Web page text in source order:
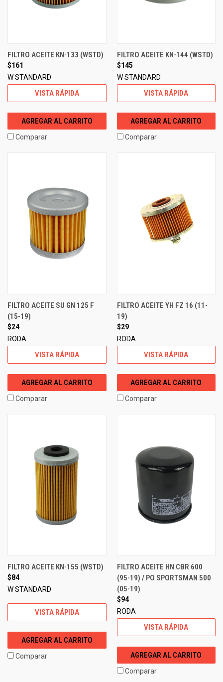
FILTRO ACEITE KN-133 (WSTD)
$161
W STANDARD
VISTA RÁPIDA
AGREGAR AL CARRITO
Comparar
FILTRO ACEITE KN-144 (WSTD)
$145
W STANDARD
VISTA RÁPIDA
AGREGAR AL CARRITO
Comparar
FILTRO ACEITE SU GN 125 F
(15-19)
$24
RODA
VISTA RÁPIDA
AGREGAR AL CARRITO
Comparar
FILTRO ACEITE YH FZ 16 (11-
19)
$29
RODA
VISTA RÁPIDA
AGREGAR AL CARRITO
Comparar
FILTRO ACEITE KN-155 (WSTD)
$84
W STANDARD
VISTA RÁPIDA
AGREGAR AL CARRITO
Comparar
FILTRO ACEITE HN CBR 600
(95-19) / PO SPORTSMAN 500
(05-19)
$94
RODA
VISTA RÁPIDA
AGREGAR AL CARRITO
Comparar